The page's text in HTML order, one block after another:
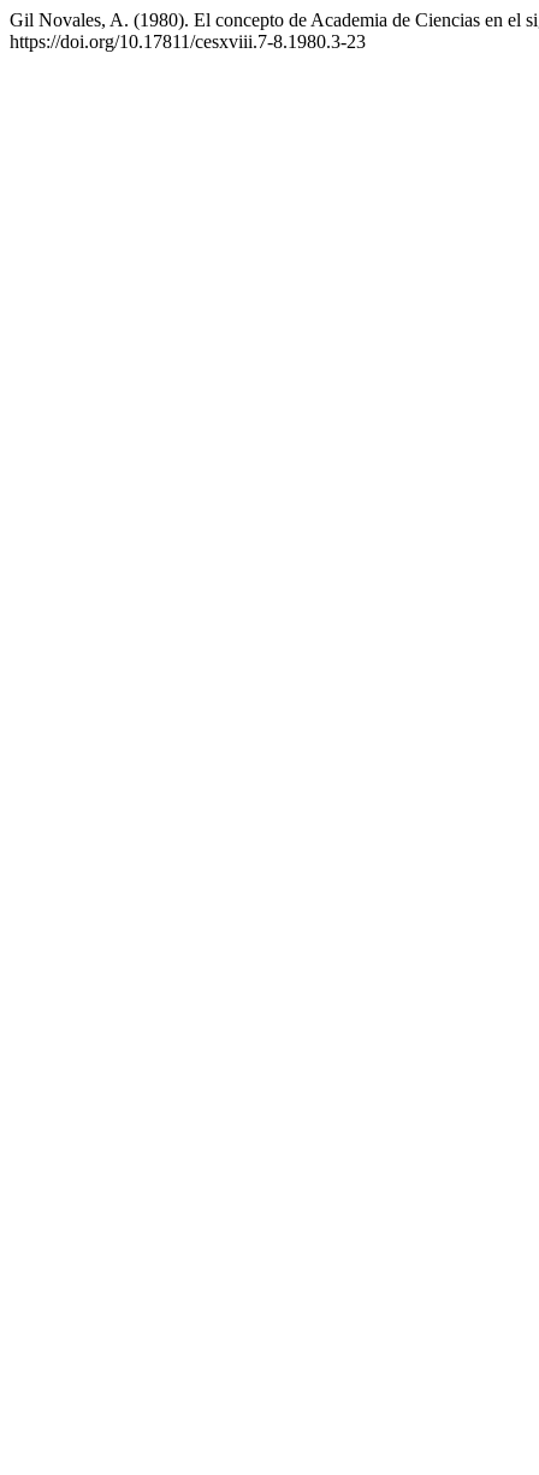
Gil Novales, A. (1980). El concepto de Academia de Ciencias en el
https://doi.org/10.17811/cesxviii.7-8.1980.3-23